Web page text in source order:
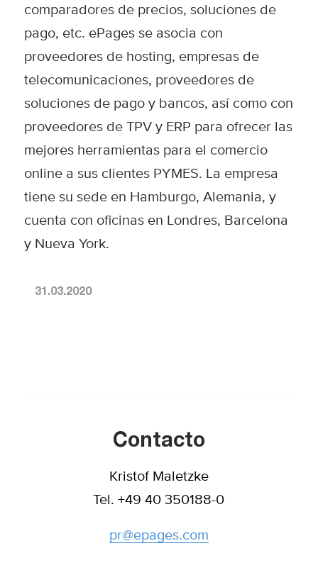
comparadores de precios, soluciones de
pago, etc. ePages se asocia con
proveedores de hosting, empresas de
telecomunicaciones, proveedores de
soluciones de pago y bancos, así como con
proveedores de TPV y ERP para ofrecer las
mejores herramientas para el comercio
online a sus clientes PYMES. La empresa
tiene su sede en Hamburgo, Alemania, y
cuenta con oficinas en Londres, Barcelona
y Nueva York.
31.03.2020
Contacto
Kristof Maletzke
Tel. +49 40 350188-0
pr@epages.com